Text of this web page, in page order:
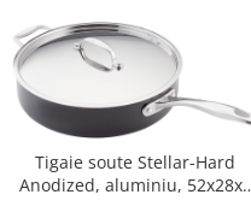
Ustensile de masurat
Ustensile fragezire carne
Ustensile gatire la aburi
Vase pentru gatit
Capace pentru vase
Oale si cratite
Tigaie soute Stellar-Hard
Anodized, aluminiu, 52x28x9